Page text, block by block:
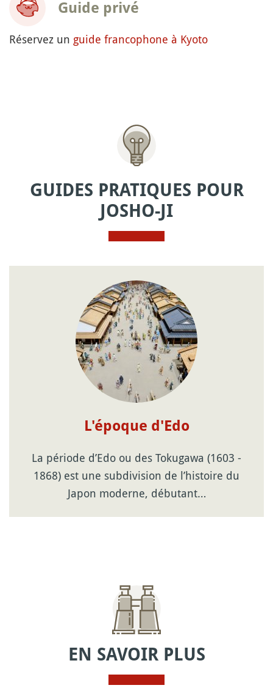
Guide privé
Réservez un guide francophone à Kyoto
GUIDES PRATIQUES POUR
JOSHO-JI
L'époque d'Edo
La période d’Edo ou des Tokugawa (1603 -
1868) est une subdivision de l’histoire du
Japon moderne, débutant…
EN SAVOIR PLUS